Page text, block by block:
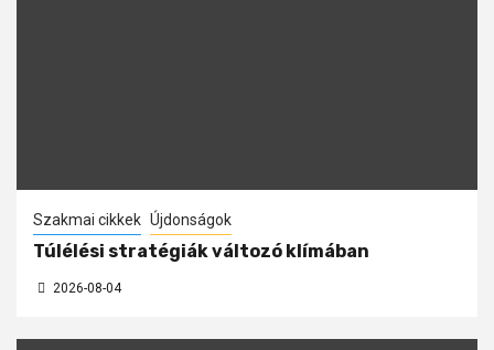
Szakmai cikkek Újdonságok
Túlélési stratégiák változó klímában
2026-08-04